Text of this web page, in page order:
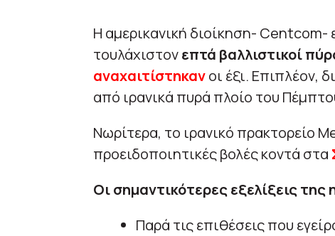
Η αμερικανική διοίκηση- Centcom-
τουλάχιστονεπτά βαλλιστικοί
αναχαιτίστηκανοι έξι. Επιπλέον,
από ιρανικά πυρά πλοίο του
Νωρίτερα, το ιρανικό πρακτορείο
προειδοποιητικές βολές κοντά στα
Οι σημαντικότερες εξελίξεις της
Παρά τις επιθέσεις που